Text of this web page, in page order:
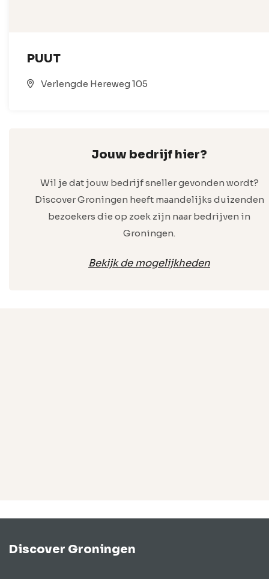
PUUT
Verlengde Hereweg 105
Jouw bedrijf hier?
Wil je dat jouw bedrijf sneller gevonden wordt?
Discover Groningen heeft maandelijks duizenden
bezoekers die op zoek zijn naar bedrijven in
Groningen.
Bekijk de mogelijkheden
Discover Groningen